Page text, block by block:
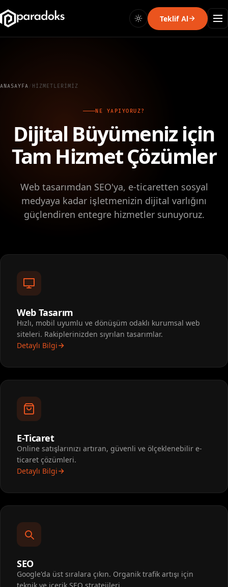
Teklif Al
ANASAYFA/ HIZMETLERIMIZ
NE YAPIYORUZ?
Dijital Büyümeniz için
Tam Hizmet Çözümler
Web tasarımdan SEO'ya, e-ticaretten sosyal
medyaya kadar işletmenizin dijital varlığını
güçlendiren entegre hizmetler sunuyoruz.
Web Tasarım
Hızlı, mobil uyumlu ve dönüşüm odaklı kurumsal web
siteleri. Rakiplerinizden sıyrılan tasarımlar.
Detaylı Bilgi
E-Ticaret
Online satışlarınızı artıran, güvenli ve ölçeklenebilir e-
ticaret çözümleri.
Detaylı Bilgi
SEO
Google'da üst sıralara çıkın. Organik trafik artışı için
teknik ve içerik SEO stratejileri.